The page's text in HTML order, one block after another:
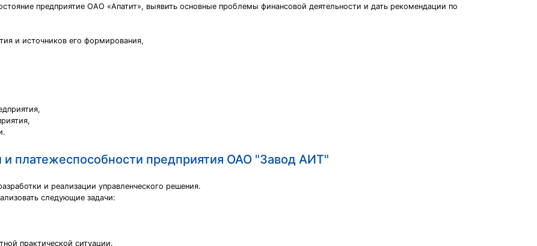
предприятие ОАО «Апатит», выявить основные проблемы финансовой деятельности и дать рекомендации по
и источников его формирования,
и платежеспособности предприятия ОАО "Завод АИТ"
и реализации управленческого решения.
следующие задачи:
практической ситуации.